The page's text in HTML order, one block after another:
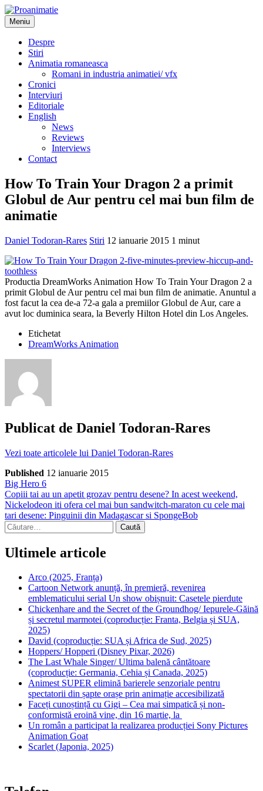
Sari
la
conținut
Proanimatie
Stiri despre filme de animatie
Meniu
Despre
Stiri
Animatia romaneasca
Romani in industria animatiei/ vfx
Cronici
Interviuri
Editoriale
English
News
Reviews
Interviews
Contact
How To Train Your Dragon 2 a primit
Globul de Aur pentru cel mai bun film de
animatie
Daniel Todoran-Rares Stiri 12 ianuarie 2015 1 minut
Productia DreamWorks Animation How To Train Your Dragon 2 a
primit Globul de Aur pentru cel mai bun film de animatie. Anuntul a
fost facut la cea de-a 72-a gala a premiilor Globul de Aur, care a
avut loc duminica seara, la Beverly Hilton Hotel din Los Angeles.
Etichetat
DreamWorks Animation
Publicat de Daniel Todoran-Rares
Vezi toate articolele lui Daniel Todoran-Rares
Published 12 ianuarie 2015
Navigare
în
articole
Articol
anterior
Big Hero 6
Articol
următor
Copiii tai au un apetit grozav pentru desene? In acest weekend,
Nickelodeon iti ofera cel mai bun sandwitch-maraton cu cele mai
tari desene: Pinguinii din Madagascar si SpongeBob
Caută
după:
Ultimele articole
Arco (2025, Franța)
Cartoon Network anunță, în premieră, revenirea
emblematicului serial Un show obișnuit: Casetele pierdute
Chickenhare and the Secret of the Groundhog/ Iepurele-Găină
și secretul marmotei (coproducție: Franta, Belgia și SUA,
2025)
David (coproducție: SUA și Africa de Sud, 2025)
Hoppers/ Hopperi (Disney Pixar, 2026)
The Last Whale Singer/ Ultima balenă cântătoare
(coproducție: Germania, Cehia și Canada, 2025)
Animest SUPER elimină barierele senzoriale pentru
spectatorii din șapte orașe prin animație accesibilizată
Faceți cunoștință cu Gigi – Cea mai simpatică și non-
conformistă eroină vine, din 16 martie, la
Un român a participat la realizarea producției Sony Pictures
Animation Goat
Scarlet (Japonia, 2025)